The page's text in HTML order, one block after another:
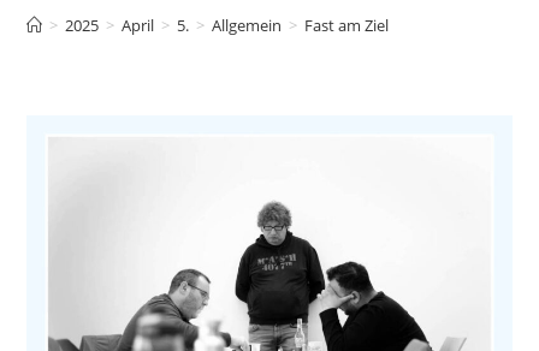
> 2025 > April > 5. > Allgemein > Fast am Ziel